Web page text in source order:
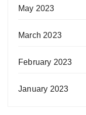
May 2023
March 2023
February 2023
January 2023